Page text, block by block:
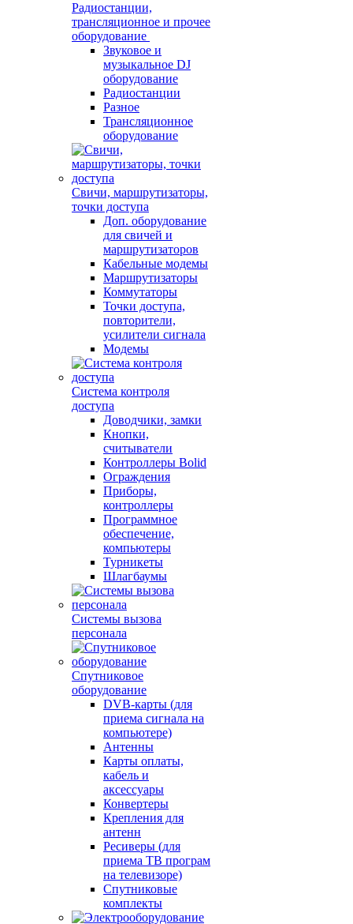
Радиостанции,
трансляционное и прочее
оборудование
Звуковое и
музыкальное DJ
оборудование
Радиостанции
Разное
Трансляционное
оборудование
Свичи, маршрутизаторы,
точки доступа
Доп. оборудование
для свичей и
маршрутизаторов
Кабельные модемы
Маршрутизаторы
Коммутаторы
Точки доступа,
повторители,
усилители сигнала
Модемы
Система контроля
доступа
Доводчики, замки
Кнопки,
считыватели
Контроллеры Bolid
Ограждения
Приборы,
контроллеры
Программное
обеспечение,
компьютеры
Турникеты
Шлагбаумы
Системы вызова
персонала
Спутниковое
оборудование
DVB-карты (для
приема сигнала на
компьютере)
Антенны
Карты оплаты,
кабель и
аксессуары
Конвертеры
Крепления для
антенн
Ресиверы (для
приема ТВ програм
на телевизоре)
Спутниковые
комплекты